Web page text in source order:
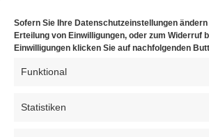
Sofern Sie Ihre Datenschutzeinstellungen
Erteilung von Einwilligungen, oder zum Widerruf
Einwilligungen klicken Sie auf nachfolgenden
Funktional
Statistiken
Antivirus – Lösungen
Backup und Storage Lösungen
Apple /
Service für Geschäftskunden